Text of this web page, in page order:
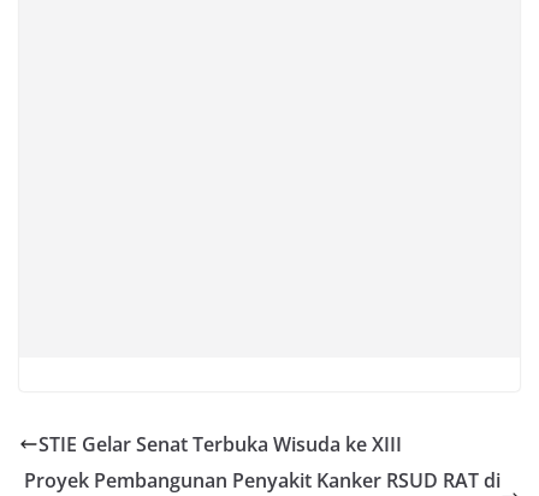
STIE Gelar Senat Terbuka Wisuda ke XIII
Proyek Pembangunan Penyakit Kanker RSUD RAT di